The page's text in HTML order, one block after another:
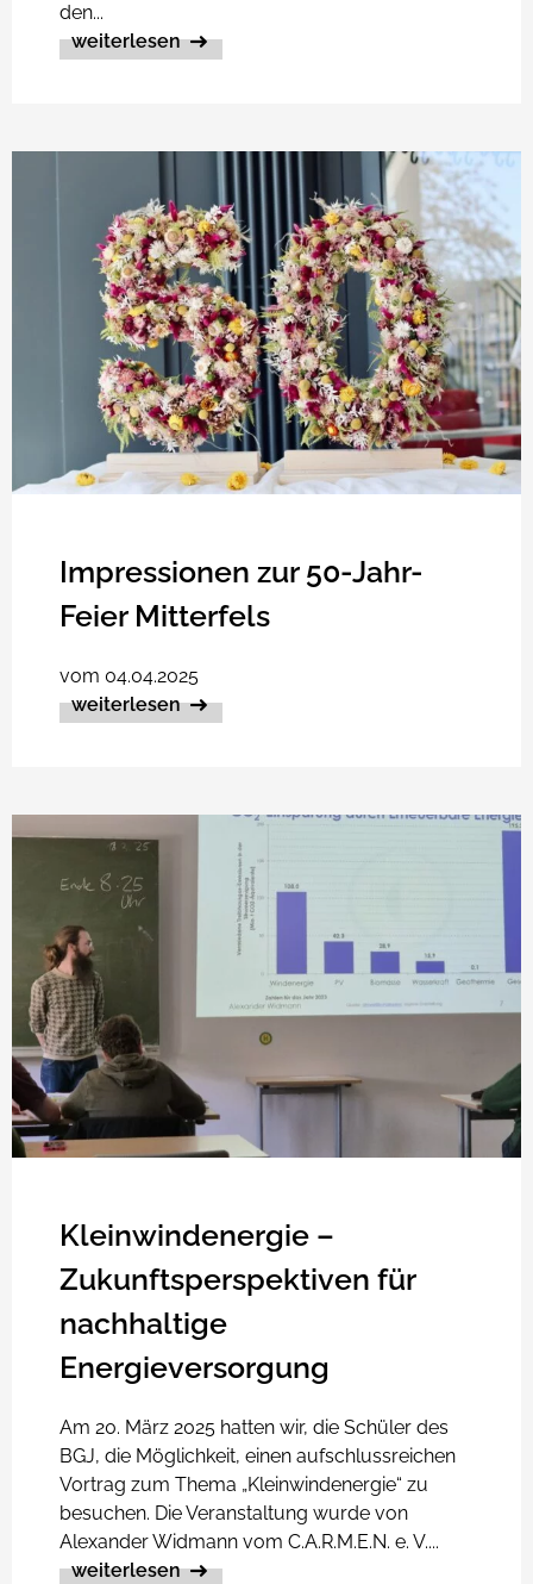
den...
weiterlesen
Impressionen zur 50-Jahr-
Feier Mitterfels
vom 04.04.2025
weiterlesen
Kleinwindenergie –
Zukunftsperspektiven für
nachhaltige
Energieversorgung
Am 20. März 2025 hatten wir, die Schüler des
BGJ, die Möglichkeit, einen aufschlussreichen
Vortrag zum Thema „Kleinwindenergie“ zu
besuchen. Die Veranstaltung wurde von
Alexander Widmann vom C.A.R.M.E.N. e. V....
weiterlesen